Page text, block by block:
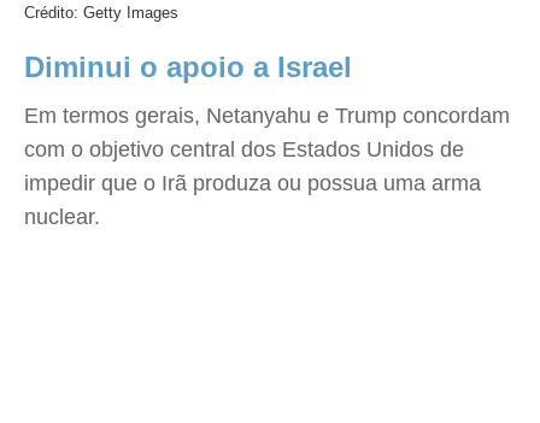
Crédito: Getty Images
Diminui o apoio a Israel
Em termos gerais, Netanyahu e Trump concordam
com o objetivo central dos Estados Unidos de
impedir que o Irã produza ou possua uma arma
nuclear.